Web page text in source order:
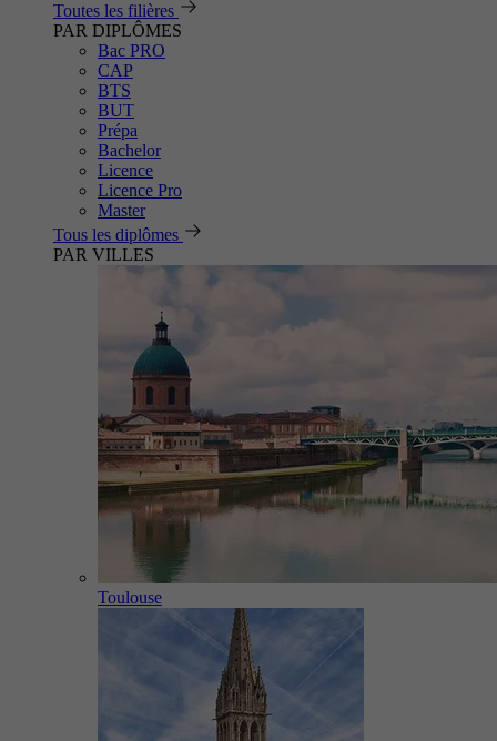
Toutes les filières
PAR DIPLÔMES
Bac PRO
CAP
BTS
BUT
Prépa
Bachelor
Licence
Licence Pro
Master
Tous les diplômes
PAR VILLES
Toulouse